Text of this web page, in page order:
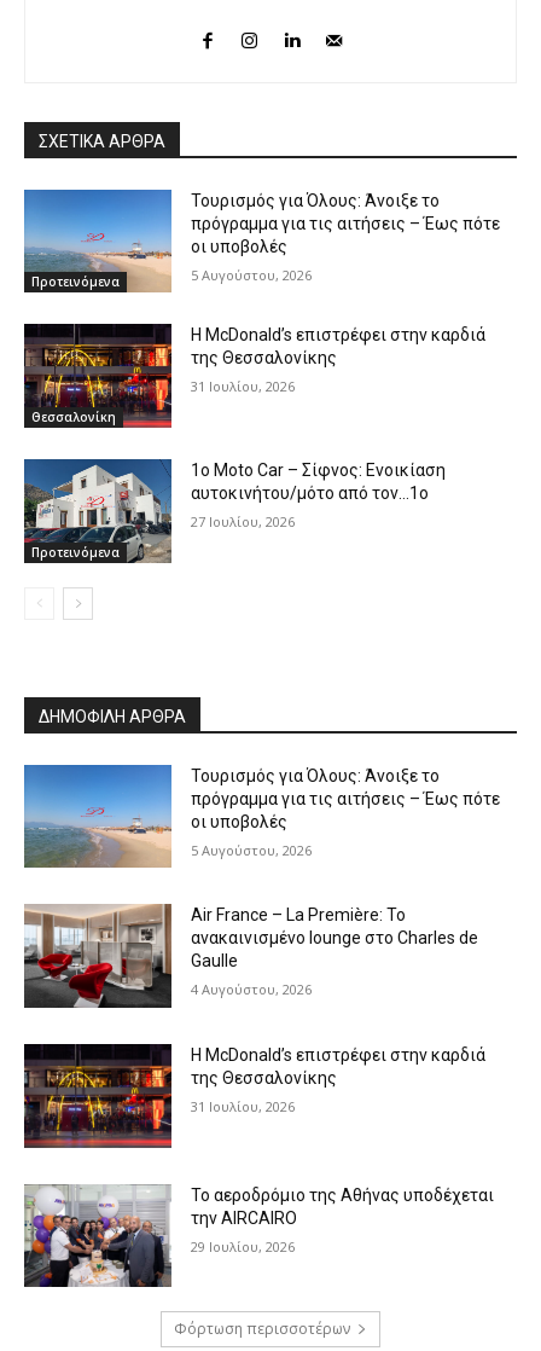
ΣΧΕΤΙΚΑ ΑΡΘΡΑ
Προτεινόμενα
Τουρισμός για Όλους: Άνοιξε το
πρόγραμμα για τις αιτήσεις – Έως πότε
οι υποβολές
5 Αυγούστου, 2026
Θεσσαλονίκη
Η McDonald’s επιστρέφει στην καρδιά
της Θεσσαλονίκης
31 Ιουλίου, 2026
Προτεινόμενα
1o Moto Car – Σίφνος: Ενοικίαση
αυτοκινήτου/μότο από τον…1ο
27 Ιουλίου, 2026
ΔΗΜΟΦΙΛΗ ΑΡΘΡΑ
Τουρισμός για Όλους: Άνοιξε το
πρόγραμμα για τις αιτήσεις – Έως πότε
οι υποβολές
5 Αυγούστου, 2026
Air France – La Première: Το
ανακαινισμένο lounge στο Charles de
Gaulle
4 Αυγούστου, 2026
Η McDonald’s επιστρέφει στην καρδιά
της Θεσσαλονίκης
31 Ιουλίου, 2026
Το αεροδρόμιο της Αθήνας υποδέχεται
την AIRCAIRO
29 Ιουλίου, 2026
Φόρτωση περισσοτέρων